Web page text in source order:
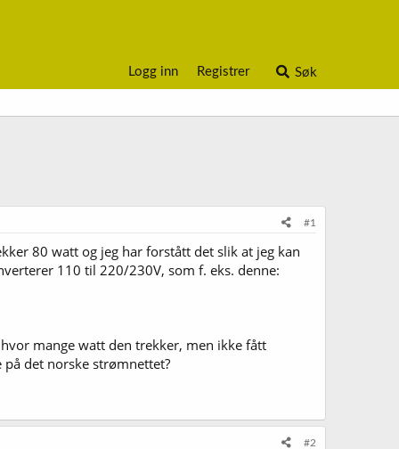
Logg inn Registrer Søk
#1
80 watt og jeg har forstått det slik at jeg kan
110 til 220/230V, som f. eks. denne:
mange watt den trekker, men ikke fått
på det norske strømnettet?
#2